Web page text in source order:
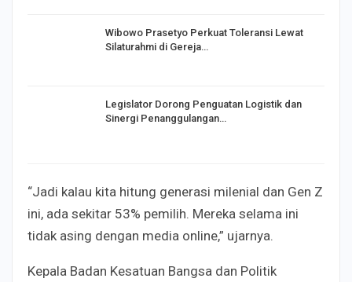
Wibowo Prasetyo Perkuat Toleransi Lewat
Silaturahmi di Gereja…
Legislator Dorong Penguatan Logistik dan
Sinergi Penanggulangan…
“Jadi kalau kita hitung generasi milenial dan Gen Z
ini, ada sekitar 53% pemilih. Mereka selama ini
tidak asing dengan media online,” ujarnya.
Kepala Badan Kesatuan Bangsa dan Politik